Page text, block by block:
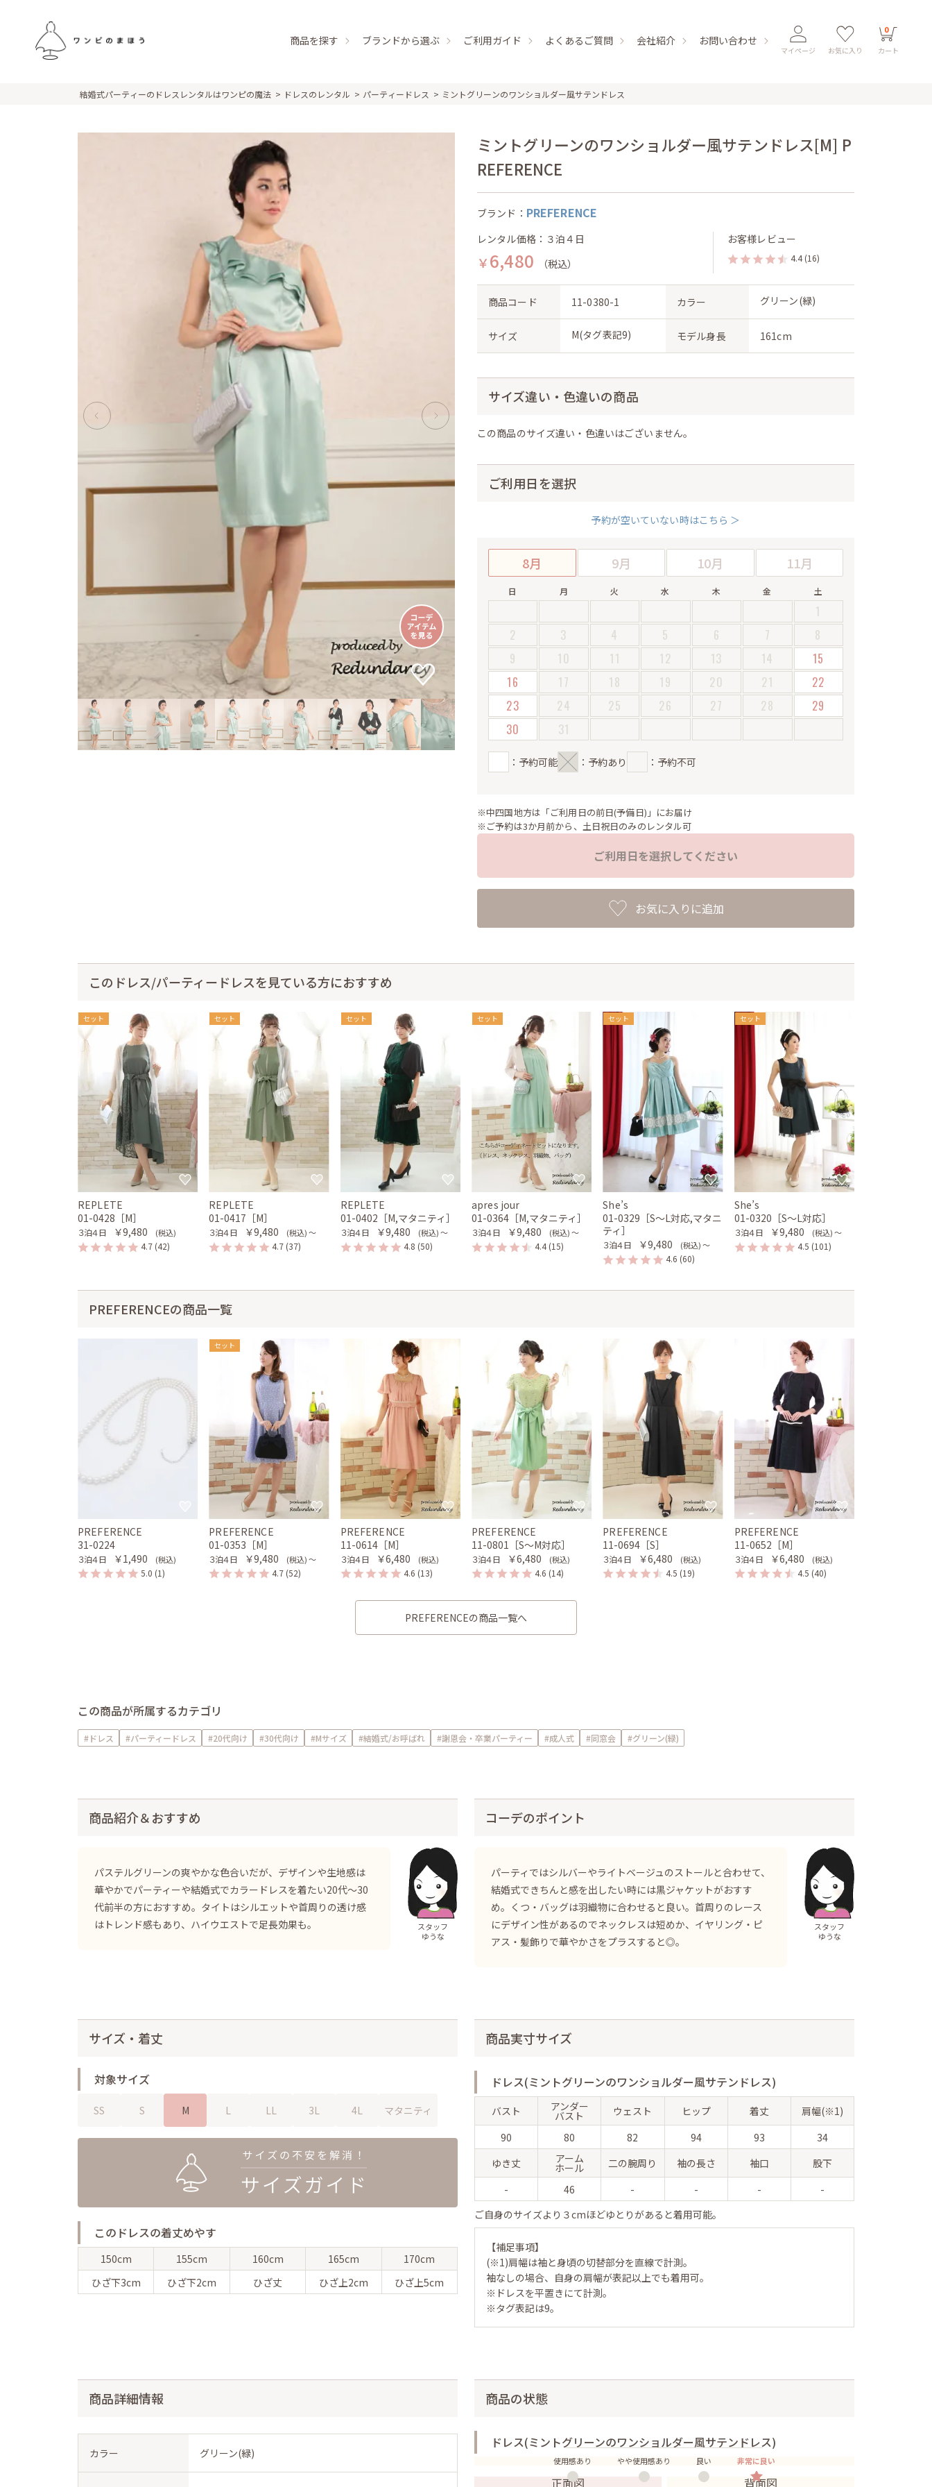
商品を探す ブランドから選ぶ ご利用ガイド よくあるご質問 会社紹介 お問い合わせ
マイページ お気に入り
0
カート
結婚式パーティーのドレスレンタルはワンピの魔法 ドレスのレンタル パーティードレス ミントグリーンのワンショルダー風サテンドレス
ミントグリーンのワンショルダー風サテンドレス[M] P
REFERENCE
ブランド： PREFERENCE
レンタル価格：３泊４日
￥6,480 （税込）
お客様レビュー
4.4 (16)
商品コード 11-0380-1 カラー グリーン(緑)
サイズ M(タグ表記9) モデル身長 161cm
サイズ違い・色違いの商品
この商品のサイズ違い・色違いはございません。
ご利用日を選択
予約が空いていない時はこちら ＞
8月 9月 10月 11月
日 月 火 水 木 金 土
1
2
3 4 5 6 7
8
9
10 11 12 13 14
15
16
17 18 19 20 21
22
23
24 25 26 27 28
29
30
31
：予約可能 ：予約あり ：予約不可
※中四国地方は「ご利用日の前日(予備日)」にお届け
※ご予約は3か月前から、土日祝日のみのレンタル可
ご利用日を選択してください
お気に入りに追加
このドレス/パーティードレスを見ている方におすすめ
セット
REPLETE
01-0428［M］
３泊４日 ￥9,480 (税込)
4.7 (42)
セット
REPLETE
01-0417［M］
３泊４日 ￥9,480 (税込) 〜
4.7 (37)
セット
REPLETE
01-0402［M,マタニティ］
３泊４日 ￥9,480 (税込) 〜
4.8 (50)
セット
apres jour
01-0364［M,マタニティ］
３泊４日 ￥9,480 (税込) 〜
4.4 (15)
セット
She’s
01-0329［S〜L対応,マタニ
ティ］
３泊４日 ￥9,480 (税込) 〜
4.6 (60)
セット
She’s
01-0320［S〜L対応］
３泊４日 ￥9,480 (税込) 〜
4.5 (101)
PREFERENCEの商品一覧
PREFERENCE
31-0224
３泊４日 ￥1,490 (税込)
5.0 (1)
セット
PREFERENCE
01-0353［M］
３泊４日 ￥9,480 (税込) 〜
4.7 (52)
PREFERENCE
11-0614［M］
３泊４日 ￥6,480 (税込)
4.6 (13)
PREFERENCE
11-0801［S〜M対応］
３泊４日 ￥6,480 (税込)
4.6 (14)
PREFERENCE
11-0694［S］
３泊４日 ￥6,480 (税込)
4.5 (19)
PREFERENCE
11-0652［M］
３泊４日 ￥6,480 (税込)
4.5 (40)
PREFERENCEの商品一覧へ
この商品が所属するカテゴリ
#ドレス #パーティードレス #20代向け #30代向け #Mサイズ #結婚式/お呼ばれ #謝恩会・卒業パーティー #成人式 #同窓会 #グリーン(緑)
商品紹介＆おすすめ
パステルグリーンの爽やかな色合いだが、デザインや生地感は
華やかでパーティーや結婚式でカラードレスを着たい20代～30
代前半の方におすすめ。タイトはシルエットや首周りの透け感
はトレンド感もあり、ハイウエストで足長効果も。
スタッフ
ゆうな
コーデのポイント
パーティではシルバーやライトベージュのストールと合わせて、
結婚式できちんと感を出したい時には黒ジャケットがおすす
め。くつ・バッグは羽織物に合わせると良い。首周りのレース
にデザイン性があるのでネックレスは短めか、イヤリング・ピ
アス・髪飾りで華やかさをプラスすると◎。
スタッフ
ゆうな
サイズ・着丈
対象サイズ
SS S M L LL 3L 4L マタニティ
このドレスの着丈めやす
150cm 155cm 160cm 165cm
170cm
ひざ下3cm ひざ下2cm ひざ丈 ひざ上2cm ひざ上5cm
商品実寸サイズ
ドレス(ミントグリーンのワンショルダー風サテンドレス)
バスト アンダー
バスト ウェスト ヒップ 着丈
肩幅(※1)
90
80 82 94 93
34
ゆき丈
アーム
ホール 二の腕周り 袖の長さ 袖口
股下
-
46 - - -
-
ご自身のサイズより３cmほどゆとりがあると着用可能。
【補足事項】
(※1)肩幅は袖と身頃の切替部分を直線で計測。
袖なしの場合、自身の肩幅が表記以上でも着用可。
※ドレスを平置きにて計測。
※タグ表記は9。
商品詳細情報
カラー グリーン(緑)
商品の状態
ドレス(ミントグリーンのワンショルダー風サテンドレス)
使用感あり やや使用感あり 良い 非常に良い
正面図 背面図